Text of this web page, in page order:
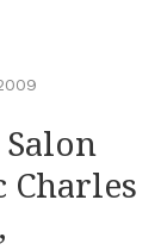
Charles